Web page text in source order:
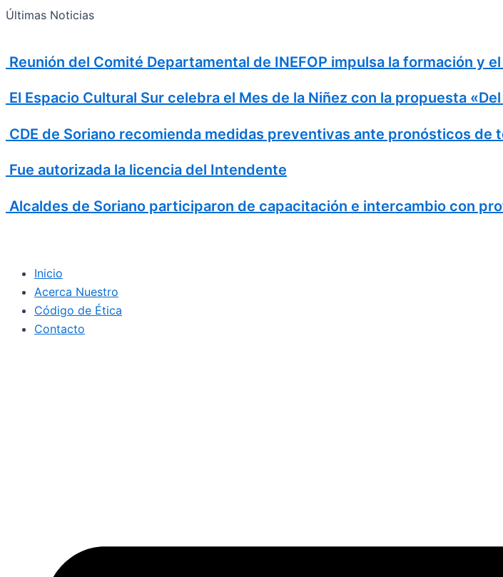
Ir
Últimas Noticias
Reunión del Comité Departamental de INEFOP impulsa la formación y
El Espacio Cultural Sur celebra el Mes de la Niñez con la propuesta
CDE de Soriano recomienda medidas preventivas ante pronósticos de
Fue autorizada la licencia del Intendente
Alcaldes de Soriano participaron de capacitación e intercambio con
Inicio
Acerca Nuestro
Código de Ética
Contacto
Search